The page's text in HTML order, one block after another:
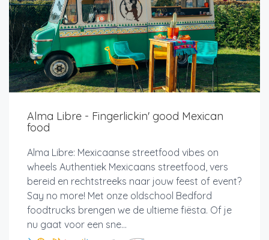
Alma Libre - Fingerlickin' good Mexican
food
Alma Libre: Mexicaanse streetfood vibes on
wheels Authentiek Mexicaans streetfood, vers
bereid en rechtstreeks naar jouw feest of event?
Say no more! Met onze oldschool Bedford
foodtrucks brengen we de ultieme fiësta. Of je
nu gaat voor een sne...